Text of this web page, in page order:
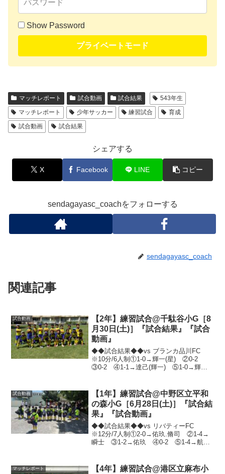
Show Password
プライベートモード
マッチレポート 試合動画 試合結果
543年生
マッチレポート
少年サッカー 練習試合
育成
試合動画
試合結果
シェアする
X Facebook LINE コピー
sendagayasc_coachをフォローする
sendagayasc_coach
関連記事
試合動画
【2年】練習試合@千駄谷小G［8
月30日(土)］『試合結果』『試合
動画』
◆◆試合結果◆◆vs ブランカ品川FC
※10分/6人制①1-0→輝一(星) ②0-2
③0-2 ④1-1→達己(輝一) ⑤1-0→輝一
たら...
試合動画
【1年】練習試合@中野区立平和
の森小G［6月28日(土)］『試合結
果』『試合動画』
◆◆試合結果◆◆vs リバティーFC
※12分/7人制①2-0→佑玖.脩司 ②1-4→
瞬士 ③1-2→佑玖 ④0-2 ⑤1-4→航太
相手の速くて上手い選手に突破され...
マッチレポート
【4年】練習試合@港区立麻布小